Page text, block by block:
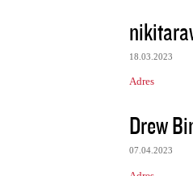
18.03.2023
Adres
Drew
07.04.2023